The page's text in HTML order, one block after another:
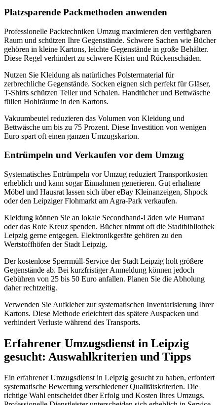
Platzsparende Packmethoden anwenden
Professionelle Packtechniken Umzug maximieren den verfügbaren
Raum und schützen Ihre Gegenstände. Schwere Sachen wie Bücher
gehören in kleine Kartons, leichte Gegenstände in große Behälter.
Diese Regel verhindert zu schwere Kisten und Rückenschäden.
Nutzen Sie Kleidung als natürliches Polstermaterial für
zerbrechliche Gegenstände. Socken eignen sich perfekt für Gläser,
T-Shirts schützen Teller und Schalen. Handtücher und Bettwäsche
füllen Hohlräume in den Kartons.
Vakuumbeutel reduzieren das Volumen von Kleidung und
Bettwäsche um bis zu 75 Prozent. Diese Investition von wenigen
Euro spart oft einen ganzen Umzugskarton.
Entrümpeln und Verkaufen vor dem Umzug
Systematisches Entrümpeln vor Umzug reduziert Transportkosten
erheblich und kann sogar Einnahmen generieren. Gut erhaltene
Möbel und Hausrat lassen sich über eBay Kleinanzeigen, Shpock
oder den Leipziger Flohmarkt am Agra-Park verkaufen.
Kleidung können Sie an lokale Secondhand-Läden wie Humana
oder das Rote Kreuz spenden. Bücher nimmt oft die Stadtbibliothek
Leipzig gerne entgegen. Elektronikgeräte gehören zu den
Wertstoffhöfen der Stadt Leipzig.
Der kostenlose Sperrmüll-Service der Stadt Leipzig holt größere
Gegenstände ab. Bei kurzfristiger Anmeldung können jedoch
Gebühren von 25 bis 50 Euro anfallen. Planen Sie die Abholung
daher rechtzeitig.
Verwenden Sie Aufkleber zur systematischen Inventarisierung Ihrer
Kartons. Diese Methode erleichtert das spätere Auspacken und
verhindert Verluste während des Transports.
Erfahrener Umzugsdienst in Leipzig
gesucht: Auswahlkriterien und Tipps
Ein erfahrener Umzugsdienst in Leipzig gesucht zu haben, erfordert
systematische Bewertung verschiedener Qualitätskriterien. Die
richtige Wahl entscheidet über Erfolg und Kosten Ihres Umzugs.